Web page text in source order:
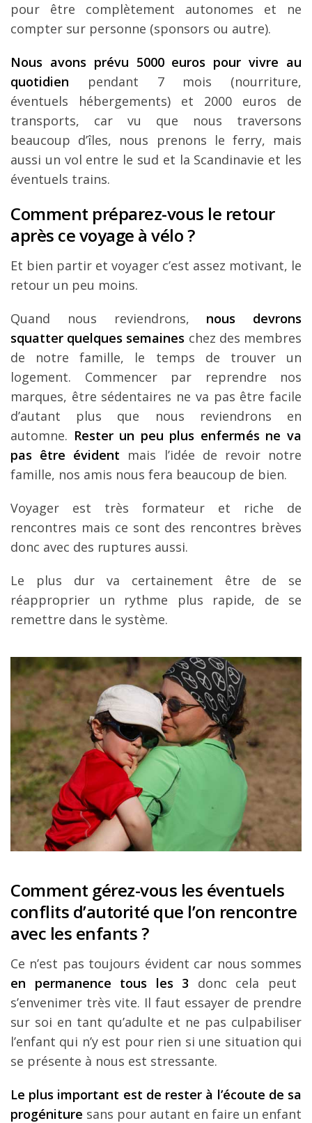
pour être complètement autonomes et ne
compter sur personne (sponsors ou autre).
Nous avons prévu 5000 euros pour vivre au
quotidien pendant 7 mois (nourriture,
éventuels hébergements) et 2000 euros de
transports, car vu que nous traversons
beaucoup d’îles, nous prenons le ferry, mais
aussi un vol entre le sud et la Scandinavie et les
éventuels trains.
Comment préparez-vous le retour
après ce voyage à vélo ?
Et bien partir et voyager c’est assez motivant, le
retour un peu moins.
Quand nous reviendrons, nous devrons
squatter quelques semaines chez des membres
de notre famille, le temps de trouver un
logement. Commencer par reprendre nos
marques, être sédentaires ne va pas être facile
d’autant plus que nous reviendrons en
automne. Rester un peu plus enfermés ne va
pas être évident mais l’idée de revoir notre
famille, nos amis nous fera beaucoup de bien.
Voyager est très formateur et riche de
rencontres mais ce sont des rencontres brèves
donc avec des ruptures aussi.
Le plus dur va certainement être de se
réapproprier un rythme plus rapide, de se
remettre dans le système.
Comment gérez-vous les éventuels
conflits d’autorité que l’on rencontre
avec les enfants ?
Ce n’est pas toujours évident car nous sommes
en permanence tous les 3 donc cela peut
s’envenimer très vite. Il faut essayer de prendre
sur soi en tant qu’adulte et ne pas culpabiliser
l’enfant qui n’y est pour rien si une situation qui
se présente à nous est stressante.
Le plus important est de rester à l’écoute de sa
progéniture sans pour autant en faire un enfant